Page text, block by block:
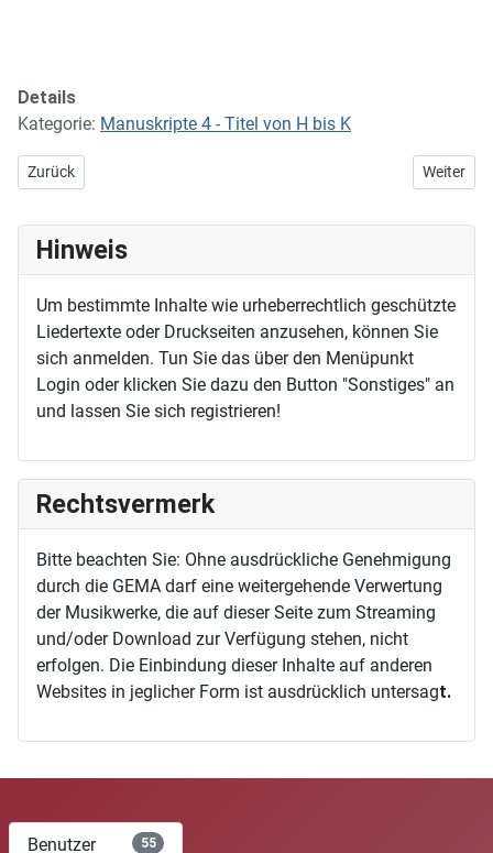
Details
Kategorie: Manuskripte 4 - Titel von H bis K
Vorheriger Beitrag: Hochzeits-Kantate für Michael und Gerda
Zurück Nächster
Weiter
Hinweis
Um bestimmte Inhalte wie urheberrechtlich geschützte
Liedertexte oder Druckseiten anzusehen, können Sie
sich anmelden. Tun Sie das über den Menüpunkt
Login oder klicken Sie dazu den Button "Sonstiges" an
und lassen Sie sich registrieren!
Rechtsvermerk
Bitte beachten Sie: Ohne ausdrückliche Genehmigung
durch die GEMA darf eine weitergehende Verwertung
der Musikwerke, die auf dieser Seite zum Streaming
und/oder Download zur Verfügung stehen, nicht
erfolgen. Die Einbindung dieser Inhalte auf anderen
Websites in jeglicher Form ist ausdrücklich untersagt.
Benutzer 55